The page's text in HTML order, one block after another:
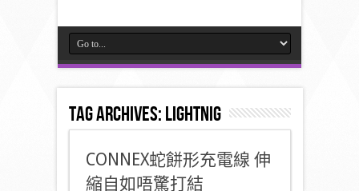
Tag Archives:Lightnig
CONNEX蛇餅形充電線 伸
縮自如唔驚打結